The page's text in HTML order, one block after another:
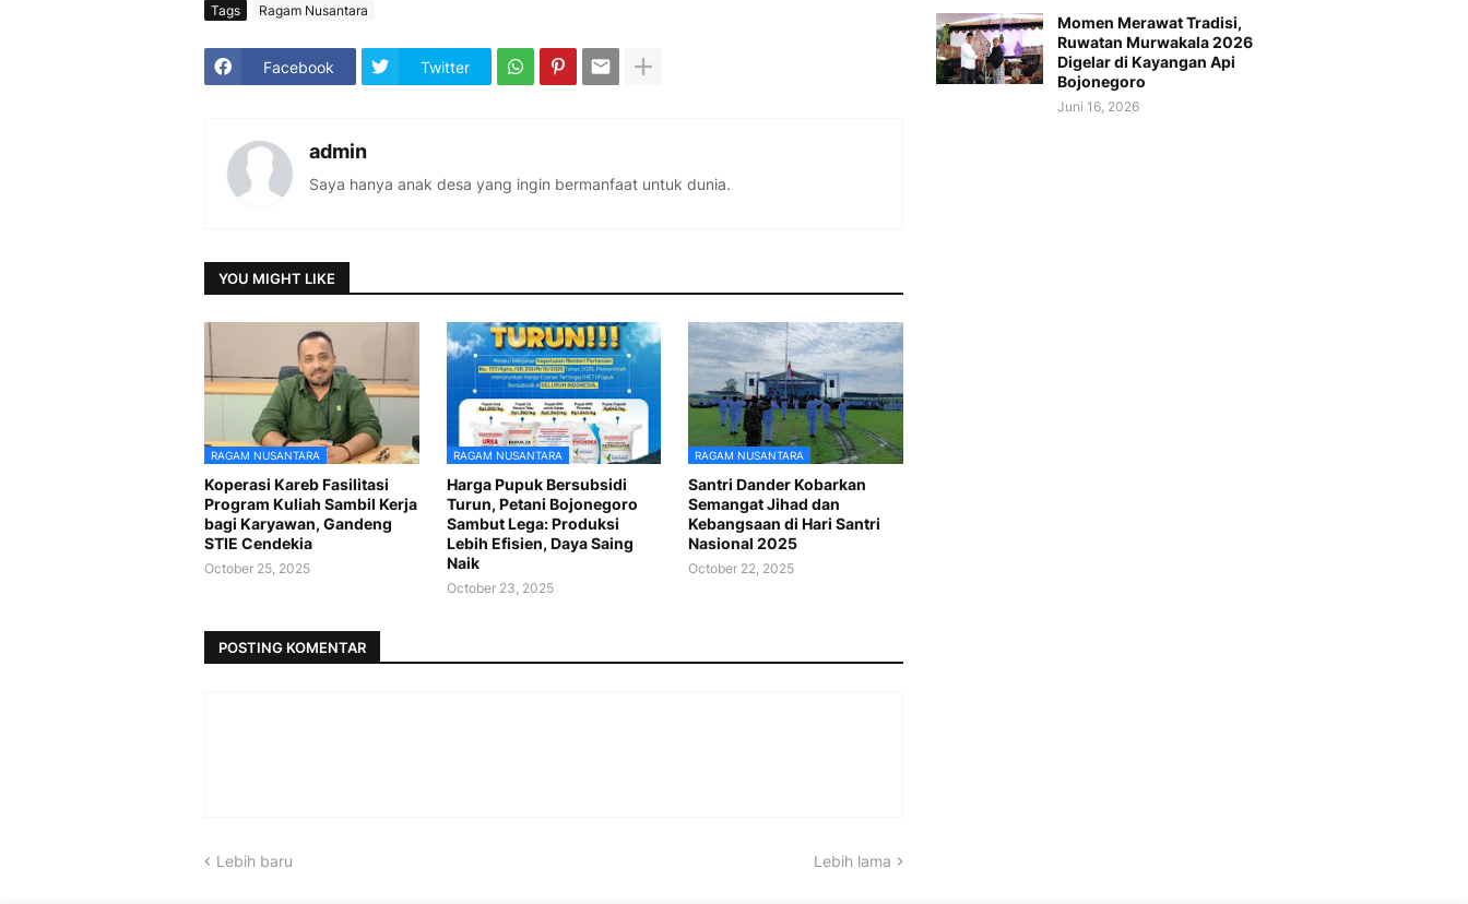
Tags Ragam Nusantara
Facebook Twitter
admin
Saya hanya anak desa yang ingin bermanfaat untuk dunia.
YOU MIGHT LIKE
RAGAM NUSANTARA
Koperasi Kareb Fasilitasi
Program Kuliah Sambil Kerja
bagi Karyawan, Gandeng
STIE Cendekia
October 25, 2025
RAGAM NUSANTARA
Harga Pupuk Bersubsidi
Turun, Petani Bojonegoro
Sambut Lega: Produksi
Lebih Efisien, Daya Saing
Naik
October 23, 2025
RAGAM NUSANTARA
Santri Dander Kobarkan
Semangat Jihad dan
Kebangsaan di Hari Santri
Nasional 2025
October 22, 2025
POSTING KOMENTAR
Lebih baru Lebih lama
Momen Merawat Tradisi,
Ruwatan Murwakala 2026
Digelar di Kayangan Api
Bojonegoro
Juni 16, 2026